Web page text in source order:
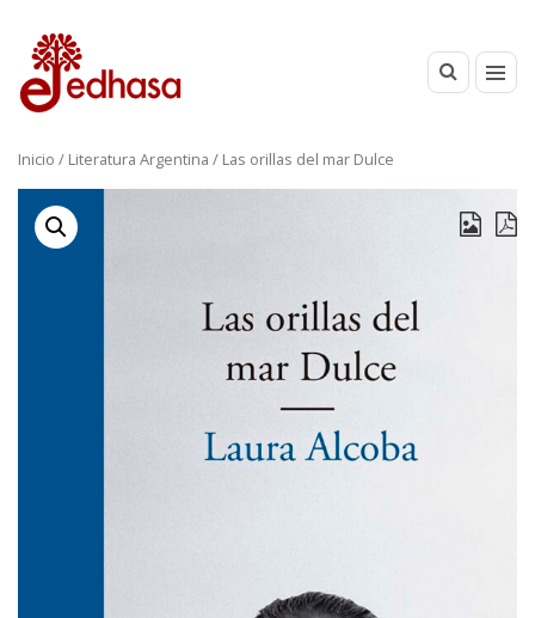
Inicio / Literatura Argentina / Las orillas del mar Dulce